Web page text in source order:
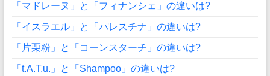
「マドレーヌ」と「フィナンシェ」の違いは?
「イスラエル」と「パレスチナ」の違いは?
「片栗粉」と「コーンスターチ」の違いは?
「t.A.T.u.」と「Shampoo」の違いは?